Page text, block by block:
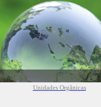
Unidades Orgânicas